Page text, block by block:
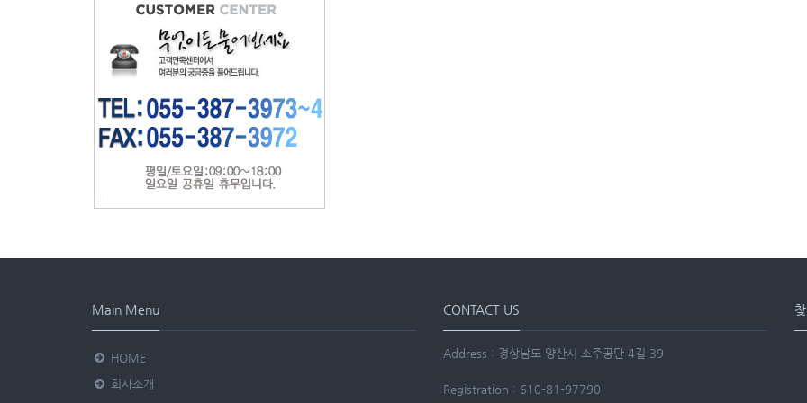
Main Menu
HOME
회사소개
CONTACT US
Address : 경상남도 양산시 소주공단 4길 39
Registration : 610-81-97790